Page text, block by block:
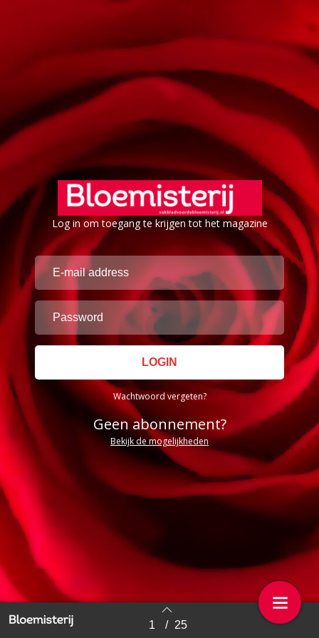
Log in om toegang te krijgen tot het magazine
Wachtwoord vergeten?
Geen abonnement?
Bekijk de mogelijkheden
Back to index 1 / 25